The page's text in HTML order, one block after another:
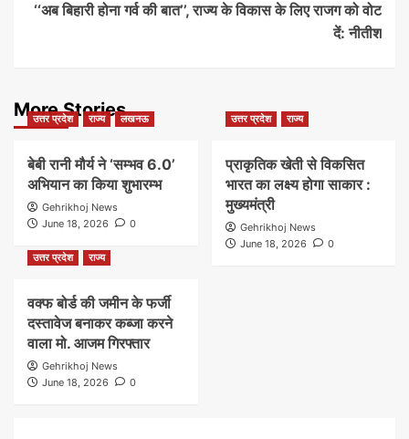
‘‘अब बिहारी होना गर्व की बात’’, राज्य के विकास के लिए राजग को वोट
दें: नीतीश
More Stories
उत्तर प्रदेश राज्य लखनऊ
बेबी रानी मौर्य ने ‘सम्भव 6.0’
अभियान का किया शुभारम्भ
Gehrikhoj News
June 18, 2026
0
उत्तर प्रदेश राज्य
प्राकृतिक खेती से विकसित
भारत का लक्ष्य होगा साकार :
मुख्यमंत्री
Gehrikhoj News
June 18, 2026
0
उत्तर प्रदेश
राज्य
वक्फ बोर्ड की जमीन के फर्जी
दस्तावेज बनाकर कब्जा करने
वाला मो. आजम गिरफ्तार
Gehrikhoj News
June 18, 2026
0